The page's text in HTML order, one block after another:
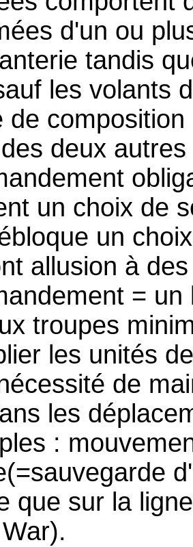
d'un ou
tandis
les volants
de
deux
un choix de
un
allusion à
=
troupes
les unités
de
les
:
que sur la